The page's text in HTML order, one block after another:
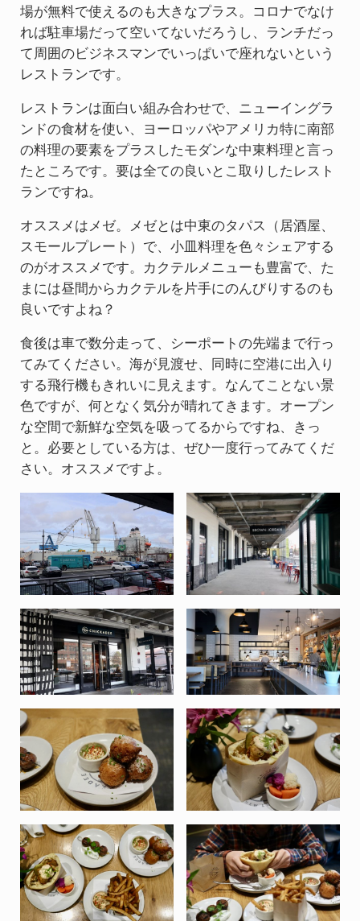
場が無料で使えるのも大きなプラス。コロナでなけ
れば駐車場だって空いてないだろうし、ランチだっ
て周囲のビジネスマンでいっぱいで座れないという
レストランです。
レストランは面白い組み合わせで、ニューイングラ
ンドの食材を使い、ヨーロッパやアメリカ特に南部
の料理の要素をプラスしたモダンな中東料理と言っ
たところです。要は全ての良いとこ取りしたレスト
ランですね。
オススメはメゼ。メゼとは中東のタパス（居酒屋、
スモールプレート）で、小皿料理を色々シェアする
のがオススメです。カクテルメニューも豊富で、た
まには昼間からカクテルを片手にのんびりするのも
良いですよね？
食後は車で数分走って、シーポートの先端まで行っ
てみてください。海が見渡せ、同時に空港に出入り
する飛行機もきれいに見えます。なんてことない景
色ですが、何となく気分が晴れてきます。オープン
な空間で新鮮な空気を吸ってるからですね、きっ
と。必要としている方は、ぜひ一度行ってみてくだ
さい。オススメですよ。